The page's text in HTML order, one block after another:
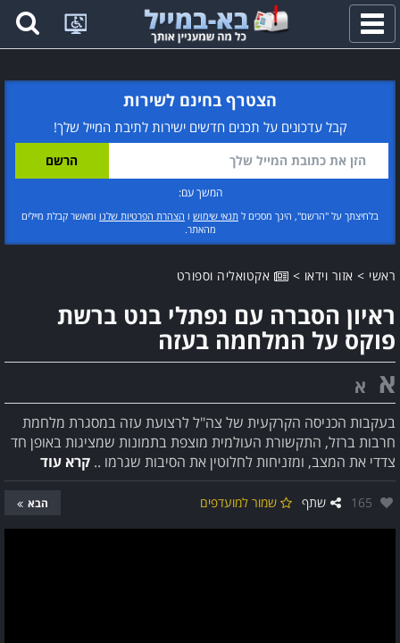
פתח
תפריט
הצטרף בחינם לשירות
קבל עדכונים על תכנים חדשים ישירות לתיבת המייל שלך!
המשך עם:
בלחיצתך על "הרשם", הינך מסכים ל תנאי שימוש ו הצהרת הפרטיות שלנו ומאשר קבלת מיילים
מהאתר.
ראשי > אזור וידאו > אקטואליה וספורט
ראיון הסברה עם נפתלי בנט ברשת
פוקס על המלחמה בעזה
א א
בעקבות הכניסה הקרקעית של צה"ל לרצועת עזה במסגרת מלחמת
חרבות ברזל, התקשורת העולמית מוצפת בתמונות שמציגות באופן חד
צדדי את המצב, ומזניחות לחלוטין את הסיבות שגרמו .. קרא עוד
אהבו:
165 שתף שמור למועדפים הבא